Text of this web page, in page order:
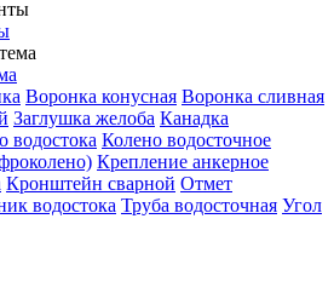
Воронка конусная Воронка сливная
Заглушка желоба Канадка
водостока Колено водосточное
Крепление анкерное
Кронштейн сварной Отмет
водостока Труба водосточная Угол